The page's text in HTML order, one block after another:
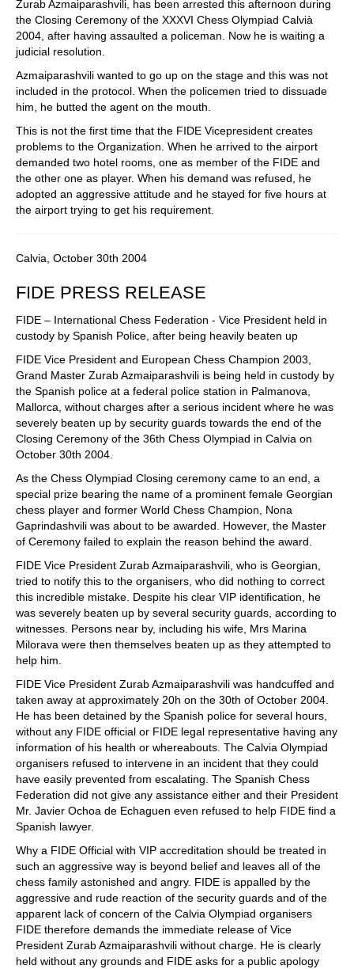
Zurab Azmaiparashvili, has been arrested this afternoon during
the Closing Ceremony of the XXXVI Chess Olympiad Calvià
2004, after having assaulted a policeman. Now he is waiting a
judicial resolution.
Azmaiparashvili wanted to go up on the stage and this was not
included in the protocol. When the policemen tried to dissuade
him, he butted the agent on the mouth.
This is not the first time that the FIDE Vicepresident creates
problems to the Organization. When he arrived to the airport
demanded two hotel rooms, one as member of the FIDE and
the other one as player. When his demand was refused, he
adopted an aggressive attitude and he stayed for five hours at
the airport trying to get his requirement.
Calvia, October 30th 2004
FIDE PRESS RELEASE
FIDE – International Chess Federation - Vice President held in
custody by Spanish Police, after being heavily beaten up
FIDE Vice President and European Chess Champion 2003,
Grand Master Zurab Azmaiparashvili is being held in custody by
the Spanish police at a federal police station in Palmanova,
Mallorca, without charges after a serious incident where he was
severely beaten up by security guards towards the end of the
Closing Ceremony of the 36th Chess Olympiad in Calvia on
October 30th 2004.
As the Chess Olympiad Closing ceremony came to an end, a
special prize bearing the name of a prominent female Georgian
chess player and former World Chess Champion, Nona
Gaprindashvili was about to be awarded. However, the Master
of Ceremony failed to explain the reason behind the award.
FIDE Vice President Zurab Azmaiparashvili, who is Georgian,
tried to notify this to the organisers, who did nothing to correct
this incredible mistake. Despite his clear VIP identification, he
was severely beaten up by several security guards, according to
witnesses. Persons near by, including his wife, Mrs Marina
Milorava were then themselves beaten up as they attempted to
help him.
FIDE Vice President Zurab Azmaiparashvili was handcuffed and
taken away at approximately 20h on the 30th of October 2004.
He has been detained by the Spanish police for several hours,
without any FIDE official or FIDE legal representative having any
information of his health or whereabouts. The Calvia Olympiad
organisers refused to intervene in an incident that they could
have easily prevented from escalating. The Spanish Chess
Federation did not give any assistance either and their President
Mr. Javier Ochoa de Echaguen even refused to help FIDE find a
Spanish lawyer.
Why a FIDE Official with VIP accreditation should be treated in
such an aggressive way is beyond belief and leaves all of the
chess family astonished and angry. FIDE is appalled by the
aggressive and rude reaction of the security guards and of the
apparent lack of concern of the Calvia Olympiad organisers
FIDE therefore demands the immediate release of Vice
President Zurab Azmaiparashvili without charge. He is clearly
held without any grounds and FIDE asks for a public apology